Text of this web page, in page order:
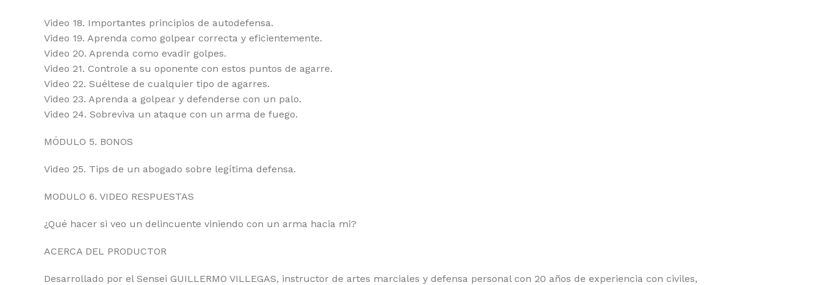
Video 18. Importantes principios de autodefensa.
Video 19. Aprenda como golpear correcta y eficientemente.
Video 20. Aprenda como evadir golpes.
Video 21. Controle a su oponente con estos puntos de agarre.
Video 22. Suéltese de cualquier tipo de agarres.
Video 23. Aprenda a golpear y defenderse con un palo.
Video 24. Sobreviva un ataque con un arma de fuego.
MÓDULO 5. BONOS
Video 25. Tips de un abogado sobre legítima defensa.
MODULO 6. VIDEO RESPUESTAS
¿Qué hacer si veo un delincuente viniendo con un arma hacia mi?
ACERCA DEL PRODUCTOR
Desarrollado por el Sensei GUILLERMO VILLEGAS, instructor de artes marciales y defensa personal con 20 años de experiencia con civiles,